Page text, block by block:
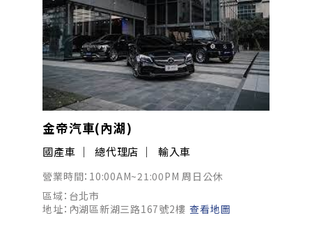
金帝汽車(內湖)
國產車 總代理店 輸入車
營業時間：10:00AM~21:00PM 周日公休
區域：台北市
地址：內湖區新湖三路167號2樓 查看地圖